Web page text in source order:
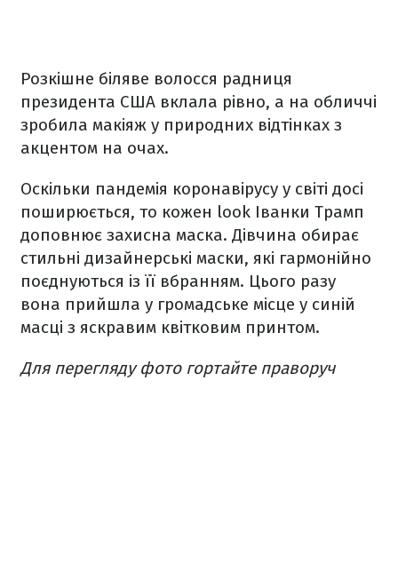
Розкішне біляве волосся радниця
президента США вклала рівно, а на обличчі
зробила макіяж у природних відтінках з
акцентом на очах.
Оскільки пандемія коронавірусу у світі досі
поширюється, то кожен look Іванки Трамп
доповнює захисна маска. Дівчина обирає
стильні дизайнерські маски, які гармонійно
поєднуються із її вбранням. Цього разу
вона прийшла у громадське місце у синій
масці з яскравим квітковим принтом.
Для перегляду фото гортайте праворуч